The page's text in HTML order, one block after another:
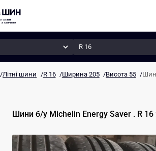
Радіус
/Літні шини /R 16 /Ширина 205 /Висота 55 /
Шини б/у Michelin Energy Saver . R 16